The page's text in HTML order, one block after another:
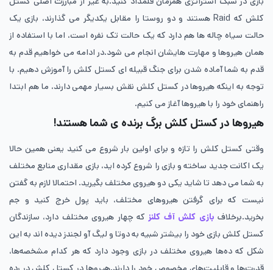
کلش که Raid هستند و دو روستا را مقابل یکدیگر می گذارند، بازی یک
حالت سیاه چاله ها هم دارد که یک حالت تک نفره است، اما با استفاده از
همان هیروها و مهارت هایشان انجام می شود.در ادامه می خواهیم قدم به
قدم به شما آماده شدن برای جنگ قبیله‌ ای کستل کلش را آموزش دهیم. با
توجه به اینکه هیروها در کستل کلش نقش بسیار مهمی دارند، ما هم ابتدا
راهنمای خود را با هیروها آغاز می کنیم.
هیروها در کستل کلش برگ برنده ی شما هستند!
وقتی کستل کلش را تازه و برای اولین بار شروع می کنید یعنی همین حالا
یک اکانت جدید ساخته و بازی را شروع کرده اید، بازی مقداری منابع مختلف
به شما می دهد تا شاید یکی دو هیروی مختلف بگیرید. احتمالا لازم به گفتن
نیست که برای گرفتن هیروهای مختلف، باید پول خرج کنید و جم
بخرید.برخلافبازی کلش آف کلنزکه چهار هیروی مختلف دارد، سازندگان
کستل کلش بازی خود را بیشتر شبیه به دوتا و لیگ آو لجندز دیده اند به این
شکل که ده‌ها هیروی مختلف در بازی وجود دارد که هر کدام مشخصه‌ها،